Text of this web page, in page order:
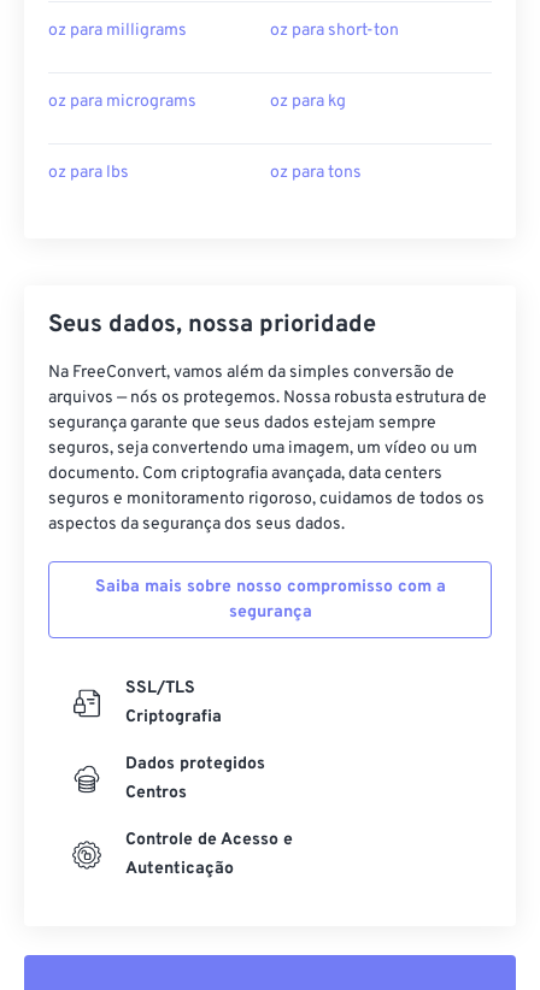
oz para milligrams oz para short-ton
oz para micrograms oz para kg
oz para lbs oz para tons
Seus dados, nossa prioridade
Na FreeConvert, vamos além da simples conversão de
arquivos — nós os protegemos. Nossa robusta estrutura de
segurança garante que seus dados estejam sempre
seguros, seja convertendo uma imagem, um vídeo ou um
documento. Com criptografia avançada, data centers
seguros e monitoramento rigoroso, cuidamos de todos os
aspectos da segurança dos seus dados.
Saiba mais sobre nosso compromisso com a
segurança
SSL/TLS
Criptografia
Dados protegidos
Centros
Controle de Acesso e
Autenticação